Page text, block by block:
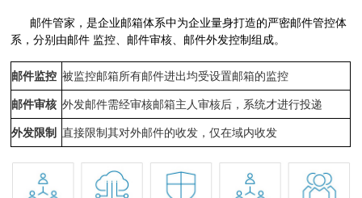
邮件管家，是企业邮箱体系中为企业量身打造的严密邮件管控体
系，分别由邮件 监控、邮件审核、邮件外发控制组成。
邮件监控 被监控邮箱所有邮件进出均受设置邮箱的监控
邮件审核 外发邮件需经审核邮箱主人审核后，系统才进行投递
外发限制 直接限制其对外邮件的收发，仅在域内收发